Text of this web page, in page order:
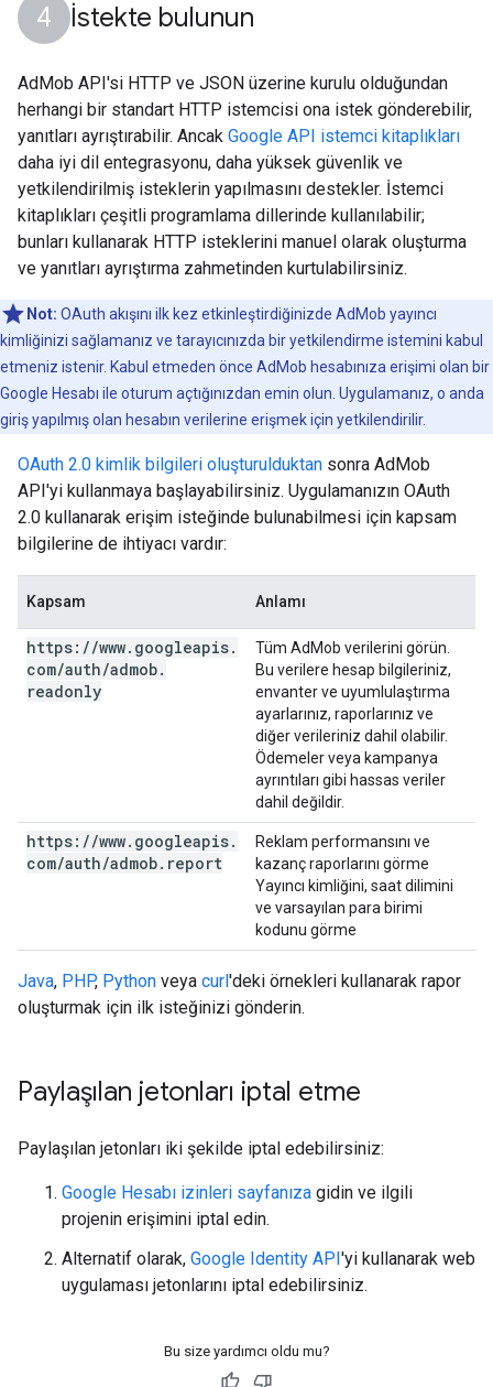
İstekte bulunun
AdMob API'si HTTP ve JSON üzerine kurulu olduğundan
herhangi bir standart HTTP istemcisi ona istek gönderebilir,
yanıtları ayrıştırabilir. Ancak Google API istemci kitaplıkları
daha iyi dil entegrasyonu, daha yüksek güvenlik ve
yetkilendirilmiş isteklerin yapılmasını destekler. İstemci
kitaplıkları çeşitli programlama dillerinde kullanılabilir;
bunları kullanarak HTTP isteklerini manuel olarak oluşturma
ve yanıtları ayrıştırma zahmetinden kurtulabilirsiniz.
Not: OAuth akışını ilk kez etkinleştirdiğinizde AdMob yayıncı
kimliğinizi sağlamanız ve tarayıcınızda bir yetkilendirme istemini kabul
etmeniz istenir. Kabul etmeden önce AdMob hesabınıza erişimi olan bir
Google Hesabı ile oturum açtığınızdan emin olun. Uygulamanız, o anda
giriş yapılmış olan hesabın verilerine erişmek için yetkilendirilir.
OAuth 2.0 kimlik bilgileri oluşturulduktan sonra AdMob
API'yi kullanmaya başlayabilirsiniz. Uygulamanızın OAuth
2.0 kullanarak erişim isteğinde bulunabilmesi için kapsam
bilgilerine de ihtiyacı vardır:
Kapsam Anlamı
https: //www. googleapis.
com/auth/admob.
readonly
Tüm AdMob verilerini görün.
Bu verilere hesap bilgileriniz,
envanter ve uyumlulaştırma
ayarlarınız, raporlarınız ve
diğer verileriniz dahil olabilir.
Ödemeler veya kampanya
ayrıntıları gibi hassas veriler
dahil değildir.
https: //www. googleapis.
com/auth/admob. report
Reklam performansını ve
kazanç raporlarını görme
Yayıncı kimliğini, saat dilimini
ve varsayılan para birimi
kodunu görme
Java, PHP, Python veya curl'deki örnekleri kullanarak rapor
oluşturmak için ilk isteğinizi gönderin.
Paylaşılan jetonları iptal etme
Paylaşılan jetonları iki şekilde iptal edebilirsiniz:
Google Hesabı izinleri sayfanıza gidin ve ilgili
projenin erişimini iptal edin.
Alternatif olarak, Google Identity API'yi kullanarak web
uygulaması jetonlarını iptal edebilirsiniz.
Bu size yardımcı oldu mu?